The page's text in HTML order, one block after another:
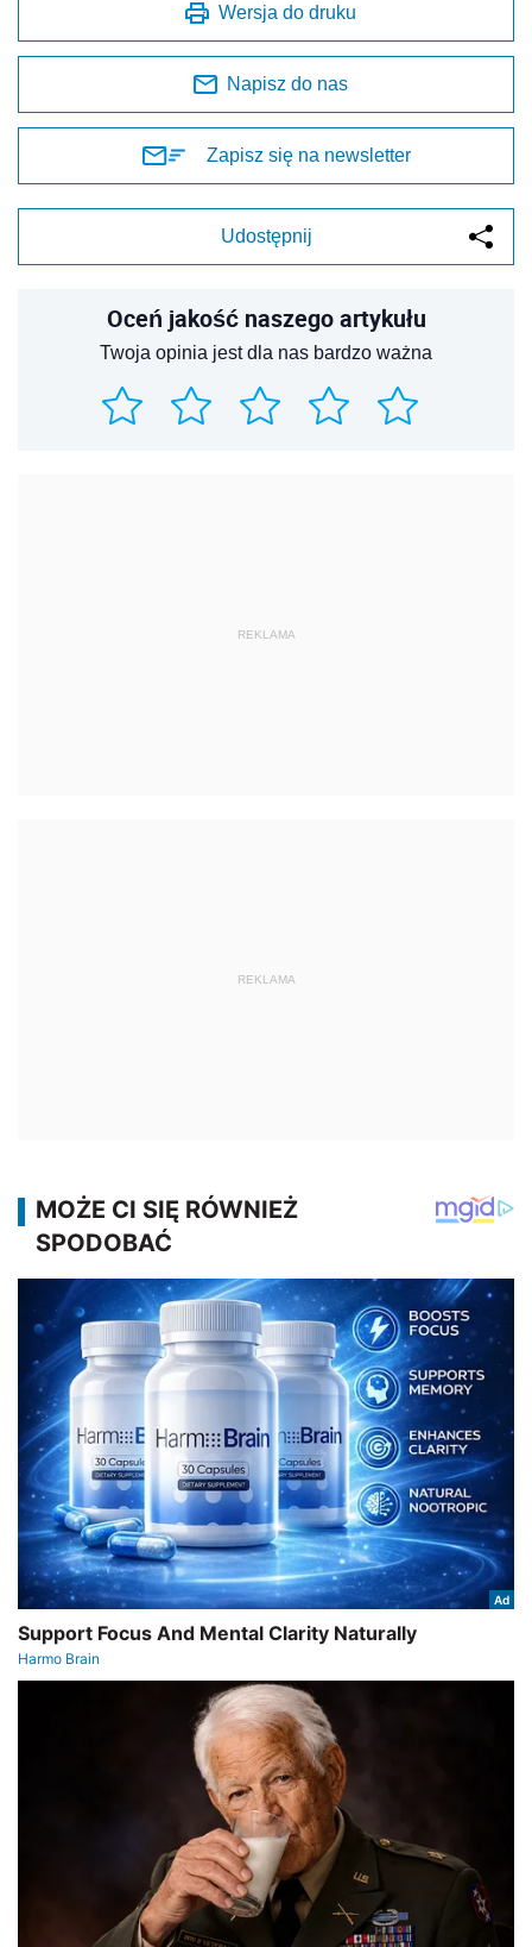
Wersja do druku
Napisz do nas
Zapisz się na newsletter
Udostępnij
Oceń jakość naszego artykułu
Twoja opinia jest dla nas bardzo ważna
REKLAMA
REKLAMA